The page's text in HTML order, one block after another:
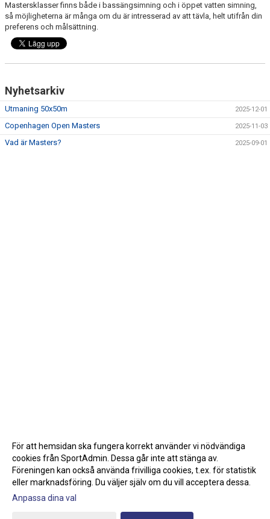
Mastersklasser finns både i bassängsimning och i öppet vatten simning,
så möjligheterna är många om du är intresserad av att tävla, helt utifrån din
preferens och målsättning.
Nyhetsarkiv
Utmaning 50x50m 2025-12-01
Copenhagen Open Masters 2025-11-03
Vad är Masters? 2025-09-01
Gå till Webbversion
För att hemsidan ska fungera korrekt använder vi nödvändiga
cookies från SportAdmin. Dessa går inte att stänga av.
Föreningen kan också använda frivilliga cookies, t.ex. för statistik
eller marknadsföring. Du väljer själv om du vill acceptera dessa.
Anpassa dina val